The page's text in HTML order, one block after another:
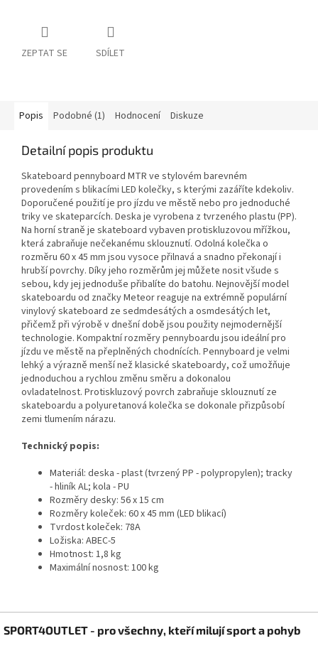
ZEPTAT SE SDÍLET
Popis Podobné (1) Hodnocení Diskuze
Detailní popis produktu
Skateboard pennyboard MTR ve stylovém barevném
provedením s blikacími LED kolečky, s kterými zazáříte kdekoliv.
Doporučené použití je pro jízdu ve městě nebo pro jednoduché
triky ve skateparcích. Deska je vyrobena z tvrzeného plastu (PP).
Na horní straně je skateboard vybaven protiskluzovou mřížkou,
která zabraňuje nečekanému sklouznutí. Odolná kolečka o
rozměru 60 x 45 mm jsou vysoce přilnavá a snadno překonají i
hrubší povrchy. Díky jeho rozměrům jej můžete nosit všude s
sebou, kdy jej jednoduše přibalíte do batohu. Nejnovější model
skateboardu od značky Meteor reaguje na extrémně populární
vinylový skateboard ze sedmdesátých a osmdesátých let,
přičemž při výrobě v dnešní době jsou použity nejmodernější
technologie. Kompaktní rozměry pennyboardu jsou ideální pro
jízdu ve městě na přeplněných chodnících. Pennyboard je velmi
lehký a výrazně menší než klasické skateboardy, což umožňuje
jednoduchou a rychlou změnu směru a dokonalou
ovladatelnost. Protiskluzový povrch zabraňuje sklouznutí ze
skateboardu a polyuretanová kolečka se dokonale přizpůsobí
zemi tlumením nárazu.
Technický popis:
Materiál: deska - plast (tvrzený PP - polypropylen); tracky
- hliník AL; kola - PU
Rozměry desky: 56 x 15 cm
Rozměry koleček: 60 x 45 mm (LED blikací)
Tvrdost koleček: 78A
Ložiska: ABEC-5
Hmotnost: 1,8 kg
Maximální nosnost: 100 kg
áSPORT4OUTLET - pro všechny, kteří milují sport a pohyb